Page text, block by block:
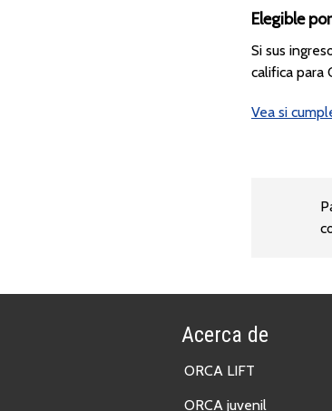
Elegible
Si sus
califica para
Vea si
Acerca de
ORCA LIFT
ORCA juvenil